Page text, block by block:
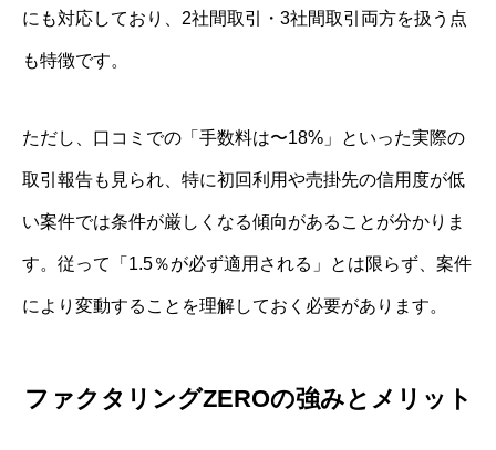
にも対応しており、2社間取引・3社間取引両方を扱う点
も特徴です。
ただし、口コミでの「手数料は〜18%」といった実際の
取引報告も見られ、特に初回利用や売掛先の信用度が低
い案件では条件が厳しくなる傾向があることが分かりま
す。従って「1.5％が必ず適用される」とは限らず、案件
により変動することを理解しておく必要があります。
ファクタリングZEROの強みとメリット